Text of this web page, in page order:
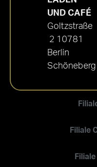
Filiale
UND CAFÉ
Goltzstraße
2 10781
Berlin
Schöneberg